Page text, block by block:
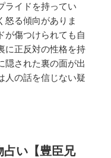
ライドを持ってい
怒る傾向がありま
が傷つけられても自
に正反対の性格を持
隠された裏の面が出
人の話を信じない疑
占い【豊臣兄